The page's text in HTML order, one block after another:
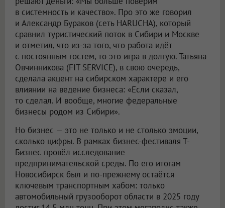
в системность и качество». Про это же говорил
и Александр Бураков (сеть HARUCHA), который
сравнил туристический поток в Сибири и Москве
и отметил, что из-за того, что работа идёт
с постоянным гостем, то это игра в долгую. Татьяна
Овчинникова (FIT SERVICE), в свою очередь,
сделала акцент на сибирском характере и его
влиянии на ведение бизнеса: «Если сказал,
то сделал. И вообще, многие федеральные
бизнесы родом из Сибири».
Но бизнес — это не только и не столько эмоции,
сколько цифры. В рамках бизнес-фестиваля Т-
Бизнес провёл исследование
предпринимательской среды. По его итогам
Новосибирск был и по-прежнему остаётся
ключевым транспортным хабом: только
автомобильный грузооборот области в 2025 году